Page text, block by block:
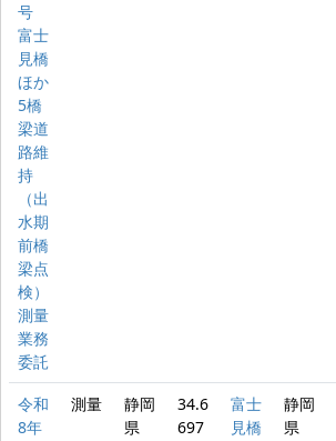
号
富士
見橋
ほか
5橋
梁道
路維
持
（出
水期
前橋
梁点
検）
測量
業務
委託
令和
8年
測量
静岡
県
34.6
697
富士
見橋
静岡
県